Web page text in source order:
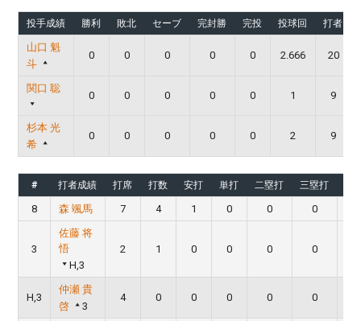
投手成績 勝利 敗北 セーブ 完封勝 完投 投球回 打者
山口 魁
斗
0 0 0 0 0 2.666 20
関口 聡
0 0 0 0 0 1 9
杉本 光
希
0 0 0 0 0 2 9
# 打者成績 打席 打数 安打 単打 二塁打 三塁打
8 森 颯馬 7 4 1 0 0 0
3
佐藤 将
悟
H,3
2 1 0 0 0 0
H,3
仲瀬 貴
啓
3
4 0 0 0 0 0